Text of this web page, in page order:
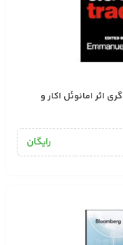
اثر امانوئل اکار و
رایگان